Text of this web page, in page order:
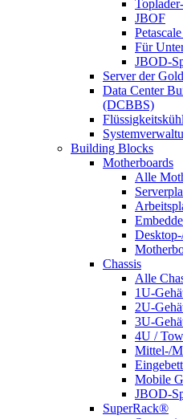
JBOF
Für
JBOD-
Server der
Data Center
(DCBBS)
Building Blocks
Motherboards
Alle
Chassis
Alle
1U-
2U-
3U-
4U /
Mittel-/
Mobile
JBOD-
SuperRack®